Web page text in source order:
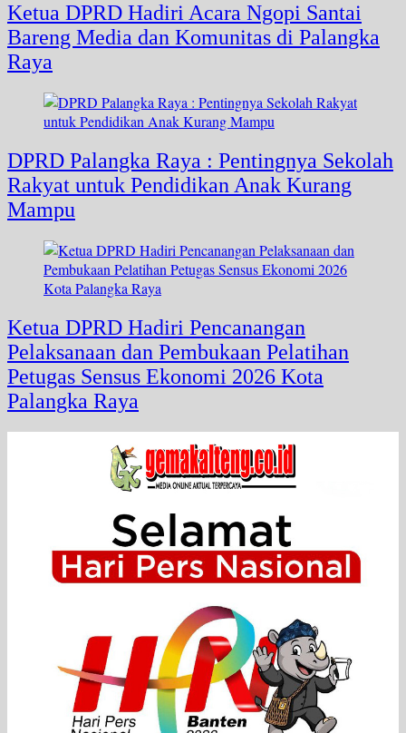
Ketua DPRD Hadiri Acara Ngopi Santai
Bareng Media dan Komunitas di Palangka
Raya
DPRD Palangka Raya : Pentingnya Sekolah
Rakyat untuk Pendidikan Anak Kurang
Mampu
Ketua DPRD Hadiri Pencanangan
Pelaksanaan dan Pembukaan Pelatihan
Petugas Sensus Ekonomi 2026 Kota
Palangka Raya